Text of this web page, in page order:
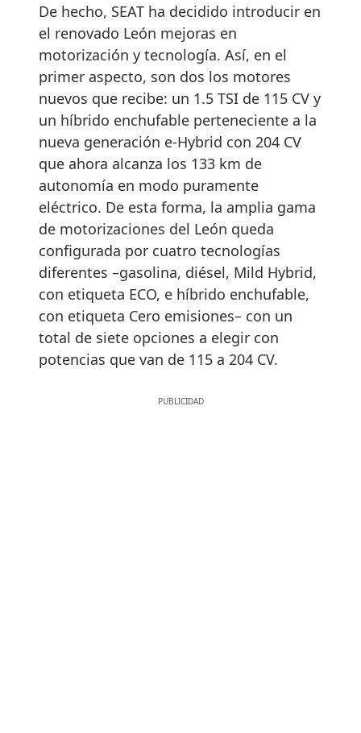
De hecho, SEAT ha decidido introducir en
el renovado León mejoras en
motorización y tecnología. Así, en el
primer aspecto, son dos los motores
nuevos que recibe: un 1.5 TSI de 115 CV y
un híbrido enchufable perteneciente a la
nueva generación e-Hybrid con 204 CV
que ahora alcanza los 133 km de
autonomía en modo puramente
eléctrico. De esta forma, la amplia gama
de motorizaciones del León queda
configurada por cuatro tecnologías
diferentes –gasolina, diésel, Mild Hybrid,
con etiqueta ECO, e híbrido enchufable,
con etiqueta Cero emisiones– con un
total de siete opciones a elegir con
potencias que van de 115 a 204 CV.